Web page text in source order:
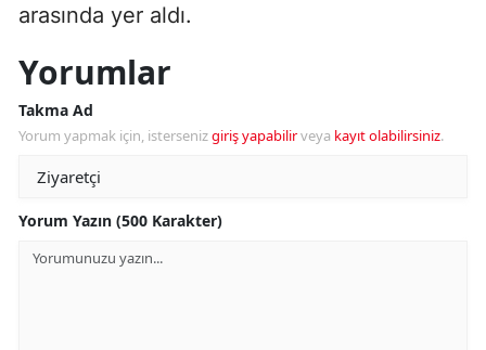
arasında yer aldı.
Yorumlar
Takma Ad
Yorum yapmak için, istersenizgiriş yapabilirveya kayıt olabilirsiniz.
Yorum Yazın (500 Karakter)